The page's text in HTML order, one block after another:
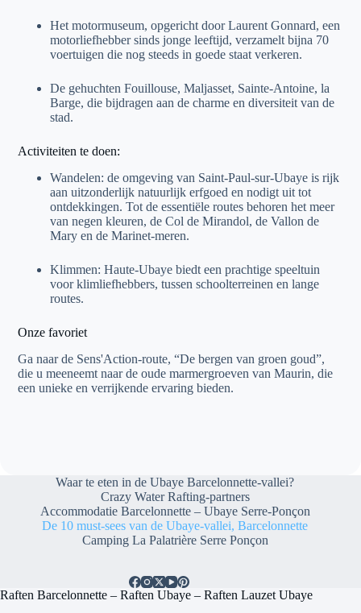
Het motormuseum, opgericht door Laurent Gonnard, een
motorliefhebber sinds jonge leeftijd, verzamelt bijna 70
voertuigen die nog steeds in goede staat verkeren.
De gehuchten Fouillouse, Maljasset, Sainte-Antoine, la
Barge, die bijdragen aan de charme en diversiteit van de
stad.
Activiteiten te doen:
Wandelen: de omgeving van Saint-Paul-sur-Ubaye is rijk
aan uitzonderlijk natuurlijk erfgoed en nodigt uit tot
ontdekkingen. Tot de essentiële routes behoren het meer
van negen kleuren, de Col de Mirandol, de Vallon de
Mary en de Marinet-meren.
Klimmen: Haute-Ubaye biedt een prachtige speeltuin
voor klimliefhebbers, tussen schoolterreinen en lange
routes.
Onze favoriet
Ga naar de Sens'Action-route, “De bergen van groen goud”,
die u meeneemt naar de oude marmergroeven van Maurin, die
een unieke en verrijkende ervaring bieden.
Waar te eten in de Ubaye Barcelonnette-vallei?
Crazy Water Rafting-partners
Accommodatie Barcelonnette – Ubaye Serre-Ponçon
De 10 must-sees van de Ubaye-vallei, Barcelonnette
Camping La Palatrière Serre Ponçon
Raften Barcelonnette – Raften Ubaye – Raften Lauzet Ubaye